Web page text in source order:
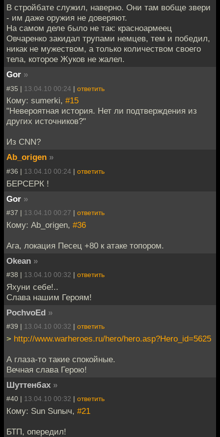
В стройбате служил, наверно. Они там вобще звери
- им даже оружия не доверяют.
На самом деле было не так: красноармеец
Овчаренко закидал трупами немцев, тем и победил,
никак не мужеством, а только количеством своего
тела, которое Жуков не жалел.
Gor »
#35 | 13.04.10 00:24 | ответить
Кому: sumerki, #15
"Невероятная история. Нет ли подтверждения из
других источников?"
Из CNN?
Ab_origen »
#36 | 13.04.10 00:24 | ответить
БЕРСЕРК !
Gor »
#37 | 13.04.10 00:27 | ответить
Кому: Ab_origen, #36
Ага, локация Песец +80 к атаке топором.
Okean »
#38 | 13.04.10 00:32 | ответить
Яхуни себе!..
Слава нашим Героям!
PochvoEd »
#39 | 13.04.10 00:32 | ответить
> http://www.warheroes.ru/hero/hero.asp?Hero_id=5625
А глаза-то такие спокойные.
Вечная слава Герою!
Шуттенбах »
#40 | 13.04.10 00:32 | ответить
Кому: Sun Sunыч, #21
БТП, опередил!